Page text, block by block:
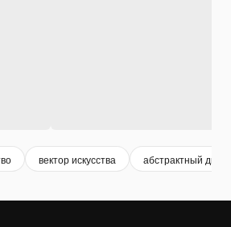
вектор искусства абстрактный